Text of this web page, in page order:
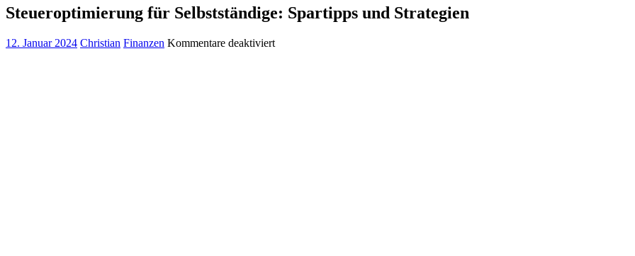
Steueroptimierung für Selbstständige: Spartipps und Strategien
12. Januar 2024 Christian Finanzen Kommentare deaktiviertfür